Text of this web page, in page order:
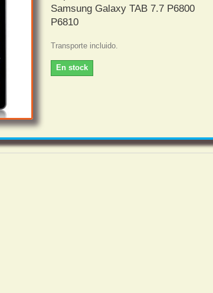
Samsung Galaxy TAB 7.7 P6800
P6810
Transporte incluido.
En stock